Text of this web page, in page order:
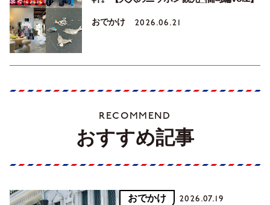
おでかけ 2026.06.21
RECOMMEND
おすすめ記事
おでかけ 2026.07.19